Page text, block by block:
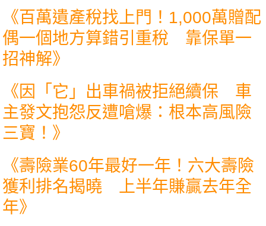
《 百萬遺產稅找上門！1,000萬贈配
偶一個地方算錯引重稅 靠保單一
招神解》
《 因「它」出車禍被拒絕續保 車
主發文抱怨反遭嗆爆：根本高風險
三寶！ 》
《壽險業60年最好一年！六大壽險
獲利排名揭曉 上半年賺贏去年全
年》